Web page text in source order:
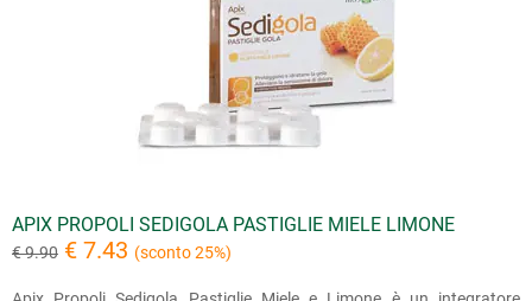
APIX PROPOLI SEDIGOLA PASTIGLIE MIELE LIMONE
€ 9.90 € 7.43 (sconto 25%)